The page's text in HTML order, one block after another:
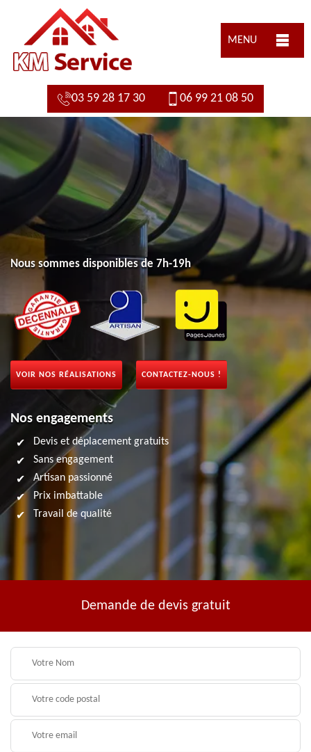
MENU
03 59 28 17 30 06 99 21 08 50
Nous sommes disponibles de 7h-19h
VOIR NOS RÉALISATIONS CONTACTEZ-NOUS !
Nos engagements
Devis et déplacement gratuits
Sans engagement
Artisan passionné
Prix imbattable
Travail de qualité
Demande de devis gratuit